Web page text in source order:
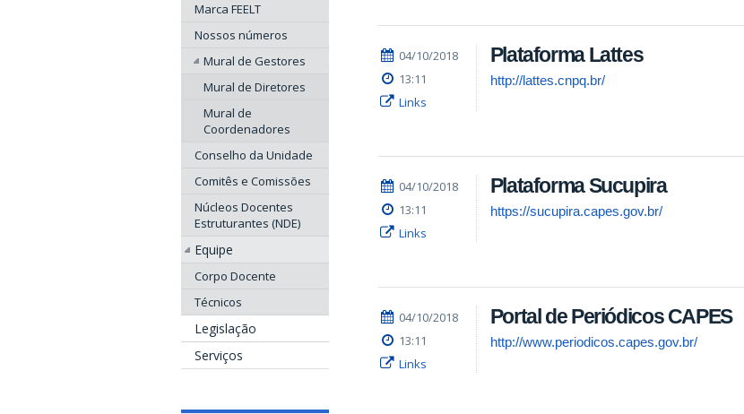
Marca FEELT
Nossos números
Mural de Gestores
Mural de Diretores
Mural de
Coordenadores
Conselho da Unidade
Comitês e Comissões
Núcleos Docentes
Estruturantes (NDE)
Equipe
Corpo Docente
Técnicos
Legislação
Serviços
04/10/2018
13:11
Links
Plataforma Lattes
http://lattes.cnpq.br/
04/10/2018
13:11
Links
Plataforma Sucupira
https://sucupira.capes.gov.br/
04/10/2018
13:11
Links
Portal de Periódicos CAPES
http://www.periodicos.capes.gov.br/